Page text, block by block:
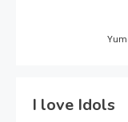
I love Idols